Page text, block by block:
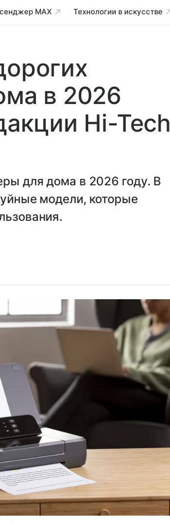
MAX Технологии в искусстве
в 2026
Hi-Tech
для дома в 2026 году. В
модели, которые